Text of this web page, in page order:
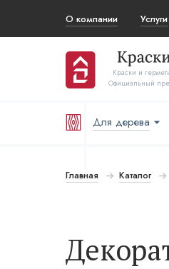
О компании Услуги
Краски и
Официальный
Для дерева
Главная Каталог